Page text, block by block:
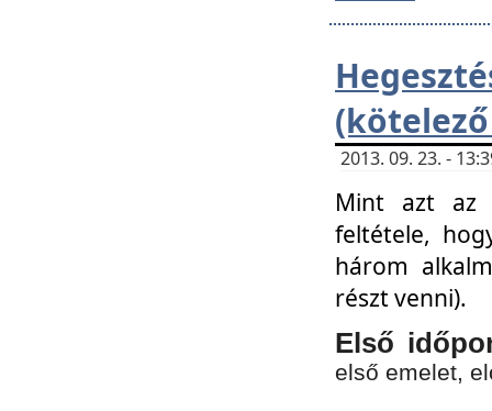
2013. 09. 23. -
Mint azt az
feltétele,
három
részt venni).
Első
első emelet,